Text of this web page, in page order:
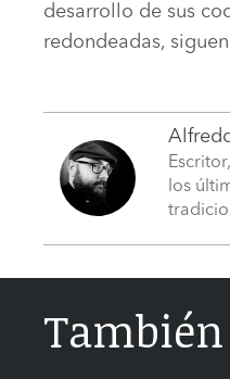
desarrollo de sus
redondeadas,
los